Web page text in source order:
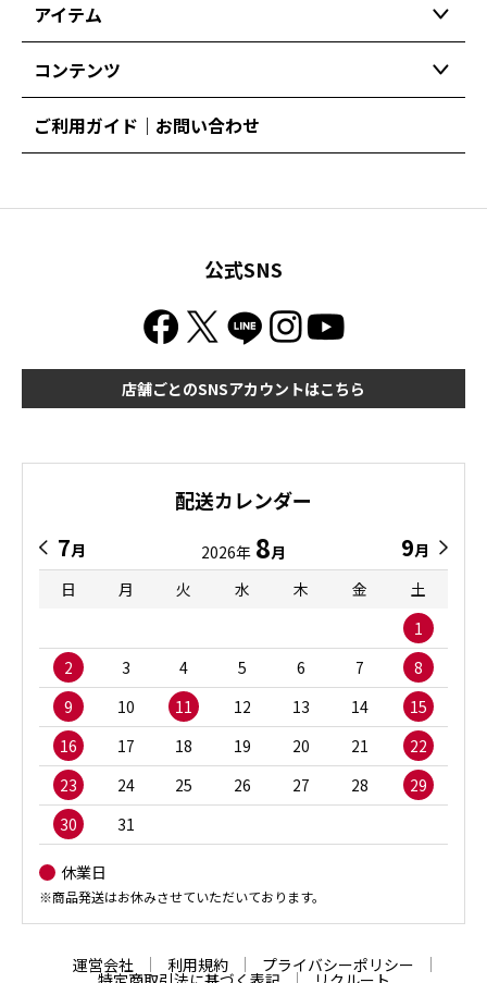
アイテム
コンテンツ
ご利用ガイド｜お問い合わせ
公式SNS
店舗ごとのSNSアカウントはこちら
配送カレンダー
7月 2026年 8月 9月
日
月 火 水 木 金
土
1
2
3 4 5 6 7
8
9
10 11 12 13 14
15
16
17 18 19 20 21
22
23
24 25 26 27 28
29
30
31
休業日
※商品発送はお休みさせていただいております。
運営会社 利用規約 プライバシーポリシー